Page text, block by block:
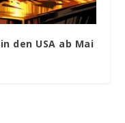
den USA ab Mai